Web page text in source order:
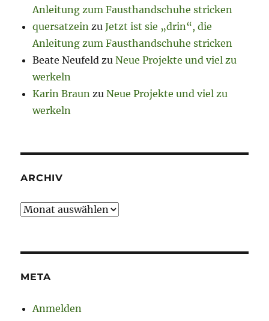
Anleitung zum Fausthandschuhe stricken
quersatzein zuJetzt ist sie „drin“, die
Anleitung zum Fausthandschuhe stricken
Beate Neufeld zuNeue Projekte und viel zu
werkeln
Karin Braun zuNeue Projekte und viel zu
werkeln
ARCHIV
Archiv
META
Anmelden